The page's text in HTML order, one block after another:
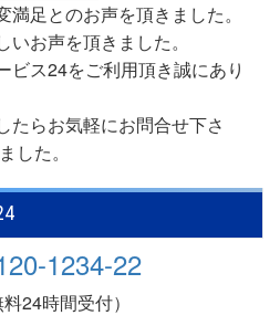
足とのお声を頂きました。
お声を頂きました。
ビス24をご利用頂き誠にあり
たらお気軽にお問合せ下さ
した。
名古屋市守山区お客様より»
1234-22
料24時間受付）